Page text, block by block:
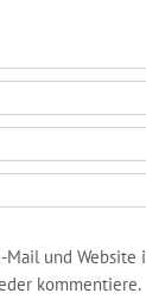
Mail und Website
kommentiere.